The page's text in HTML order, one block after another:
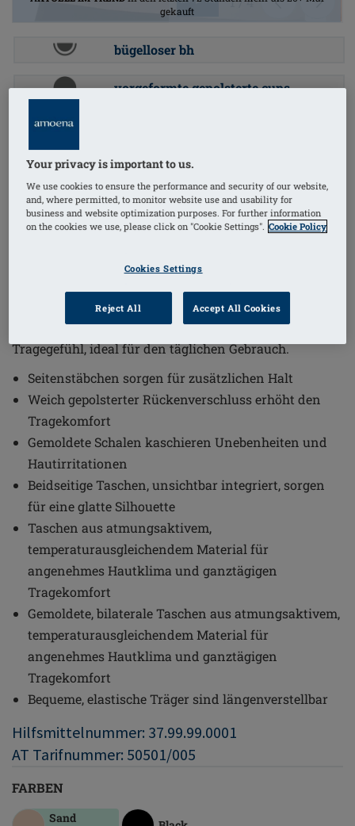
gekauft
bügelloser bh
vorgeformte gepolsterte cups
Bestellnummer: 0674 Lara SBP
€73.95
Preise inkl. MwSt. zzgl. Versandkosten
Funktionalität in einem ansprechenden Design. Er
bietet optimalen Halt und ein angenehmes
Tragegefühl, ideal für den täglichen Gebrauch.
Seitenstäbchen sorgen für zusätzlichen Halt
Weich gepolsterter Rückenverschluss erhöht den
Tragekomfort
Gemoldete Schalen kaschieren Unebenheiten und
Hautirritationen
Beidseitige Taschen, unsichtbar integriert, sorgen
für eine glatte Silhouette
Taschen aus atmungsaktivem,
temperaturausgleichendem Material für
angenehmes Hautklima und ganztägigen
Tragekomfort
Gemoldete, bilaterale Taschen aus atmungsaktivem,
temperaturausgleichendem Material für
angenehmes Hautklima und ganztägigen
Tragekomfort
Bequeme, elastische Träger sind längenverstellbar
Hilfsmittelnummer: 37.99.99.0001
AT Tarifnummer: 50501/005
FARBEN
Sand
Your privacy is important to us.
We use cookies to ensure the performance and security of our website,
and, where permitted, to monitor website use and usability for
business and website optimization purposes. For further information
on the cookies we use, please click on "Cookie Settings". Cookie Policy
Cookies Settings
Reject All Accept All Cookies